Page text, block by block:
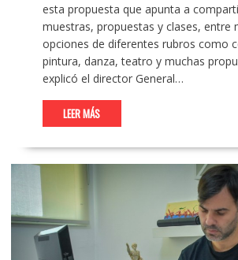
esta propuesta que apunta a
muestras, propuestas y clases, entre
opciones de diferentes rubros como
pintura, danza, teatro y muchas
explicó el director General…
LEER MÁS